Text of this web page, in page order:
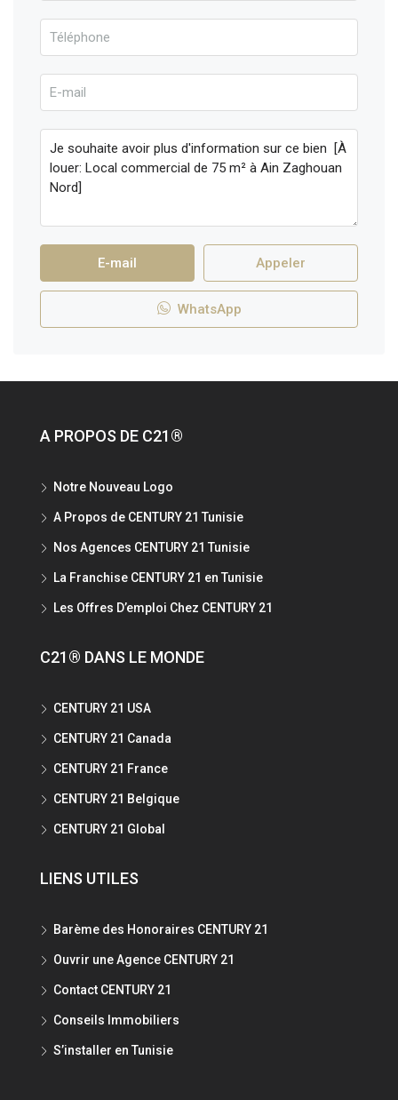
E-mail Appeler
WhatsApp
A PROPOS DE C21®
Notre Nouveau Logo
A Propos de CENTURY 21 Tunisie
Nos Agences CENTURY 21 Tunisie
La Franchise CENTURY 21 en Tunisie
Les Offres D’emploi Chez CENTURY 21
C21® DANS LE MONDE
CENTURY 21 USA
CENTURY 21 Canada
CENTURY 21 France
CENTURY 21 Belgique
CENTURY 21 Global
LIENS UTILES
Barème des Honoraires CENTURY 21
Ouvrir une Agence CENTURY 21
Contact CENTURY 21
Conseils Immobiliers
S’installer en Tunisie